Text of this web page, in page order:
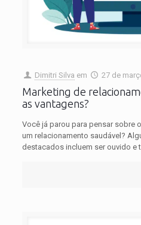
Dimitri Silva em 27 de
Marketing de
as vantagens?
Você já parou para pensar sobre
um relacionamento saudável?
destacados incluem ser ouvido e